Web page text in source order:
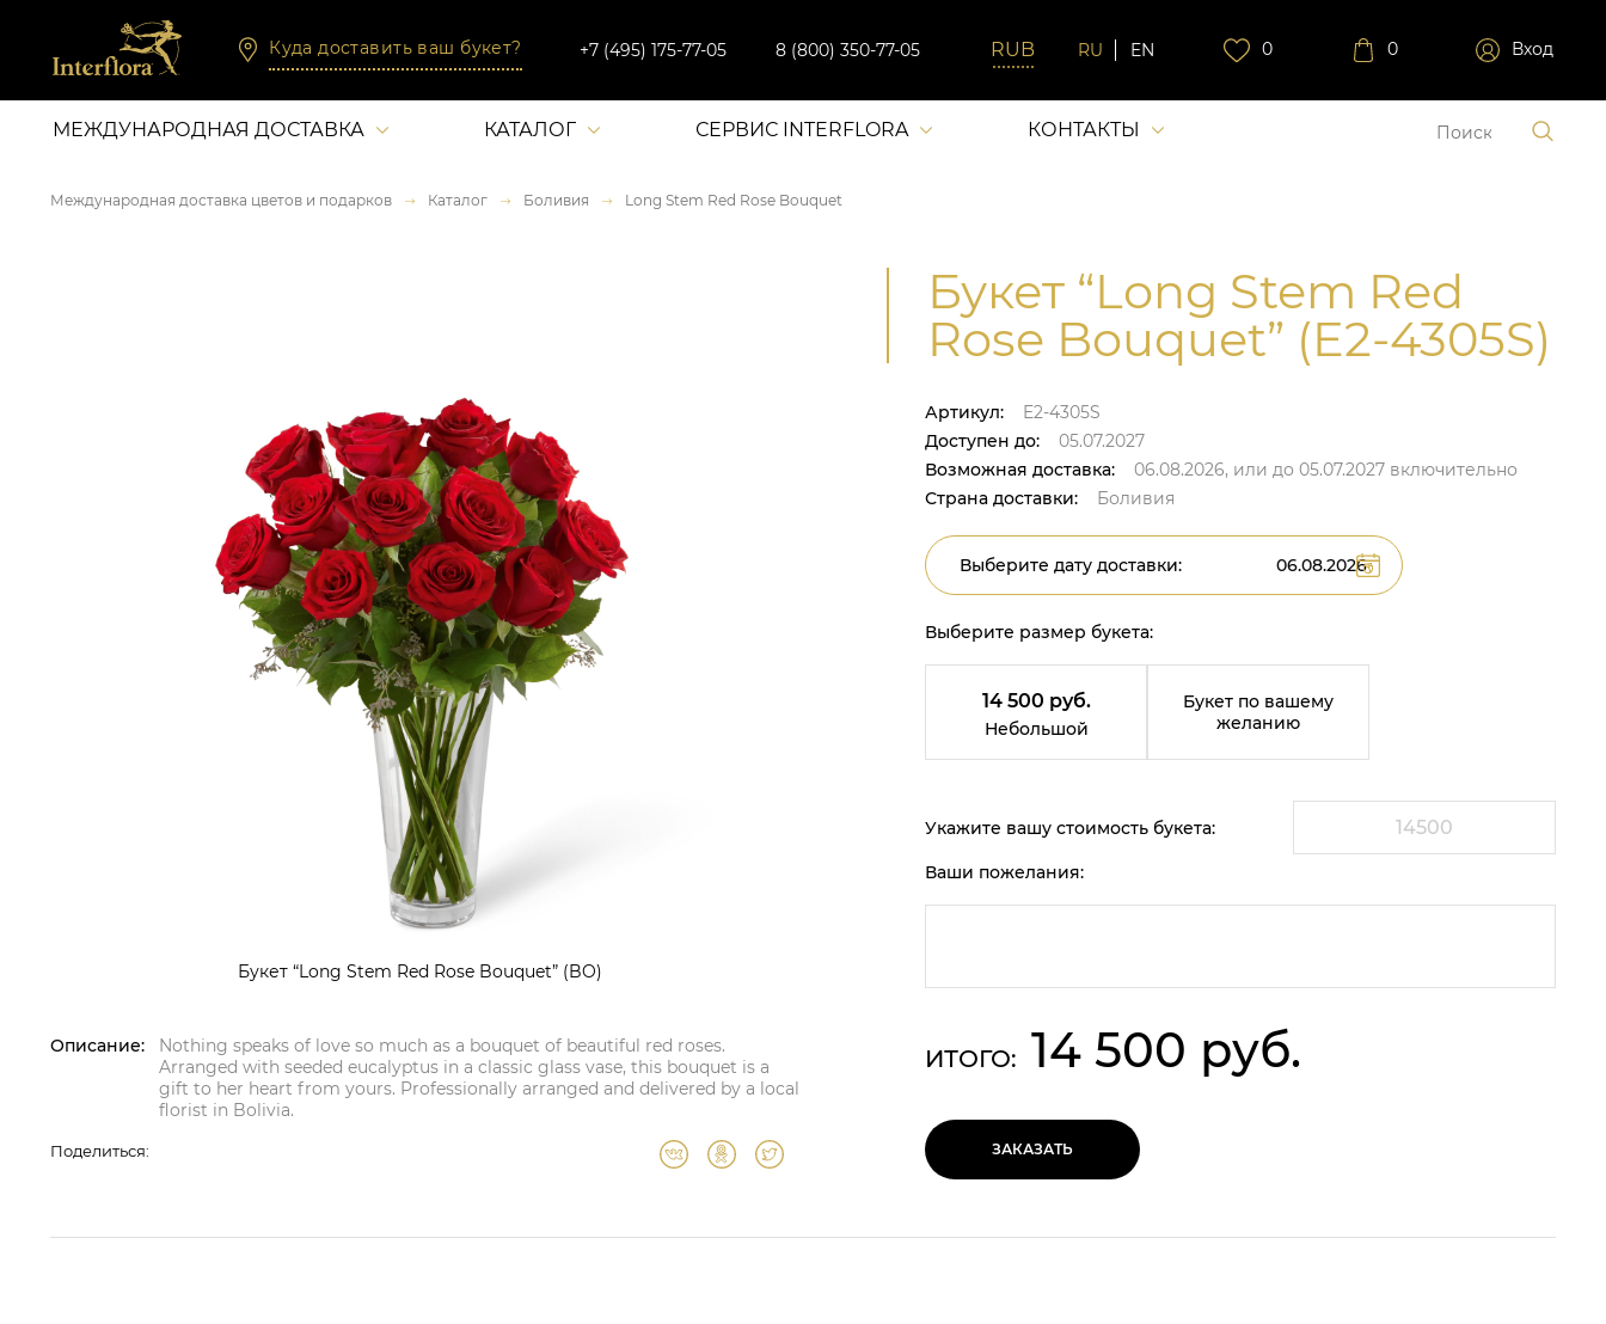
Куда доставить ваш букет? +7 (495) 175-77-05 8 (800) 350-77-05 RU EN 0 0 Вход
МЕЖДУНАРОДНАЯ ДОСТАВКА КАТАЛОГ СЕРВИС INTERFLORA КОНТАКТЫ
Международная доставка цветов и подарков Каталог Боливия Long Stem Red Rose Bouquet
Букет “Long Stem Red Rose Bouquet” (BO)
Описание:
Nothing speaks of love so much as a bouquet of beautiful red roses.
Arranged with seeded eucalyptus in a classic glass vase, this bouquet is a
gift to her heart from yours. Professionally arranged and delivered by a local
florist in Bolivia.
Поделиться:
Букет “Long Stem Red
Rose Bouquet” (E2-4305S)
Артикул:
E2-4305S
Доступен до:
05.07.2027
Возможная доставка:
06.08.2026, или до 05.07.2027 включительно
Страна доставки:
Боливия
Выберите дату доставки:
Выберите размер букета:
14 500 руб.
Небольшой
Букет по вашему
желанию
Укажите вашу стоимость букета:
Ваши пожелания:
ИТОГО: 14 500 руб.
ЗАКАЗАТЬ